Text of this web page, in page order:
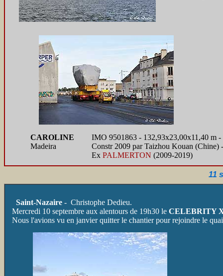
CAROLINE
Madeira
IMO 9501863 - 132,93x23,00x11,40 m
Constr 2009 par Taizhou Kouan (Chine)
Ex PALMERTON (2009-2019)
11
Saint-Nazaire - Christophe Dedieu.
Mercredi 10 septembre aux alentours de 19h30 le CELEBRITY
Nous l'avions vu en janvier quitter le chantier pour rejoindre le